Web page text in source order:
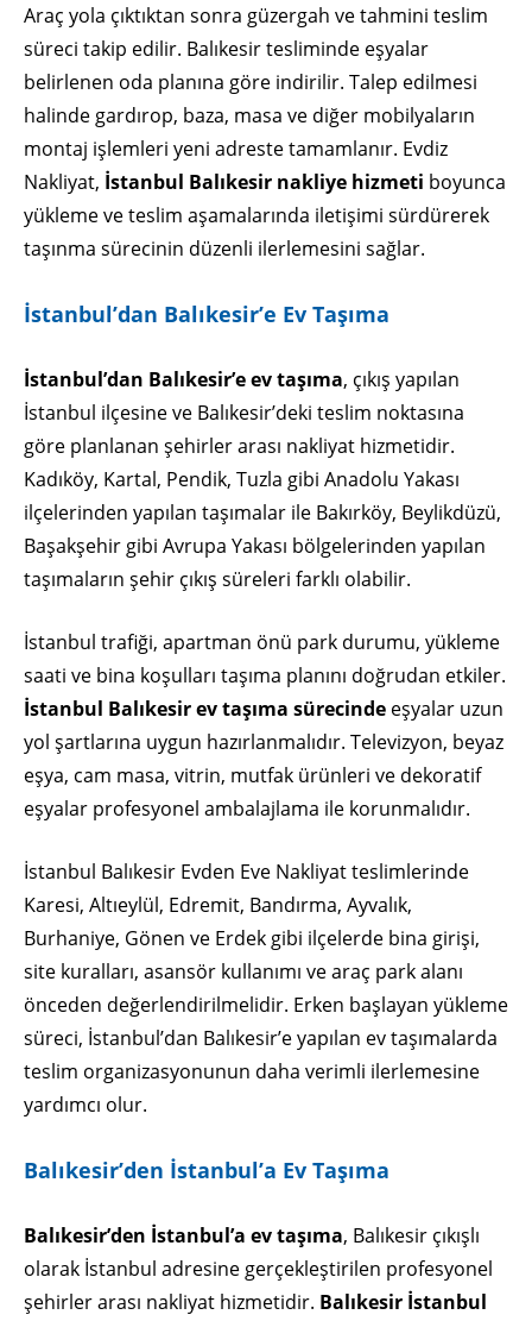
Araç yola çıktıktan sonra güzergah ve tahmini teslim
süreci takip edilir. Balıkesir tesliminde eşyalar
belirlenen oda planına göre indirilir. Talep edilmesi
halinde gardırop, baza, masa ve diğer mobilyaların
montaj işlemleri yeni adreste tamamlanır. Evdiz
Nakliyat, İstanbul Balıkesir nakliye hizmeti boyunca
yükleme ve teslim aşamalarında iletişimi sürdürerek
taşınma sürecinin düzenli ilerlemesini sağlar.
İstanbul’dan Balıkesir’e Ev Taşıma
İstanbul’dan Balıkesir’e ev taşıma, çıkış yapılan
İstanbul ilçesine ve Balıkesir’deki teslim noktasına
göre planlanan şehirler arası nakliyat hizmetidir.
Kadıköy, Kartal, Pendik, Tuzla gibi Anadolu Yakası
ilçelerinden yapılan taşımalar ile Bakırköy, Beylikdüzü,
Başakşehir gibi Avrupa Yakası bölgelerinden yapılan
taşımaların şehir çıkış süreleri farklı olabilir.
İstanbul trafiği, apartman önü park durumu, yükleme
saati ve bina koşulları taşıma planını doğrudan etkiler.
İstanbul Balıkesir ev taşıma sürecinde eşyalar uzun
yol şartlarına uygun hazırlanmalıdır. Televizyon, beyaz
eşya, cam masa, vitrin, mutfak ürünleri ve dekoratif
eşyalar profesyonel ambalajlama ile korunmalıdır.
İstanbul Balıkesir Evden Eve Nakliyat teslimlerinde
Karesi, Altıeylül, Edremit, Bandırma, Ayvalık,
Burhaniye, Gönen ve Erdek gibi ilçelerde bina girişi,
site kuralları, asansör kullanımı ve araç park alanı
önceden değerlendirilmelidir. Erken başlayan yükleme
süreci, İstanbul’dan Balıkesir’e yapılan ev taşımalarda
teslim organizasyonunun daha verimli ilerlemesine
yardımcı olur.
Balıkesir’den İstanbul’a Ev Taşıma
Balıkesir’den İstanbul’a ev taşıma, Balıkesir çıkışlı
olarak İstanbul adresine gerçekleştirilen profesyonel
şehirler arası nakliyat hizmetidir. Balıkesir İstanbul